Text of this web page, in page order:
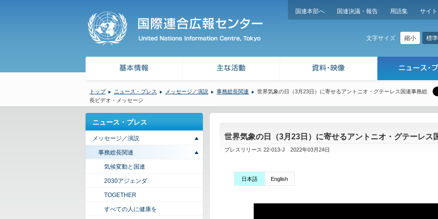
国連本部へ 国連決議・報告 用語集 サイ
文字サイズ 縮小 標準
トップ ニュース・プレス メッセージ／演説 事務総長関連
世界気象の日（3月23日）に寄せるアントニオ・グテーレス国連事務総
長ビデオ・メッセージ
世界気象の日（3月23日）に寄せるアントニオ・グテーレス
プレスリリース 22-013-J 2022年03月24日
日本語 English
ニュース・プレス
メッセージ／演説
事務総長関連
気候変動と国連
2030アジェンダ
TOGETHER
すべての人に健康を